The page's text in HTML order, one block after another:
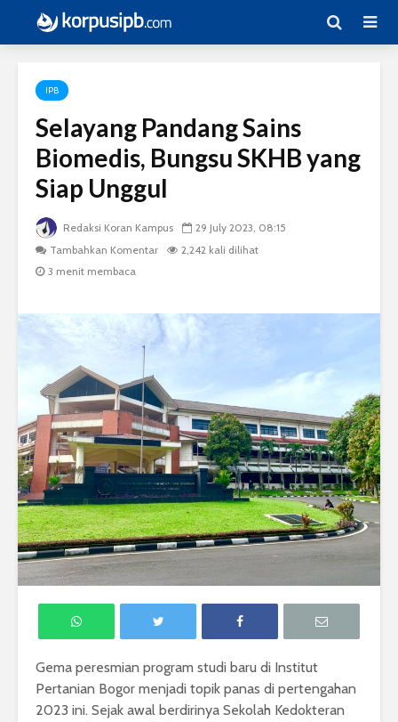
IPB
Selayang Pandang Sains
Biomedis, Bungsu SKHB yang
Siap Unggul
Redaksi Koran Kampus
29 July 2023, 08:15
Tambahkan Komentar
2,242 kali dilihat
3 menit membaca
Gema peresmian program studi baru di Institut
Pertanian Bogor menjadi topik panas di pertengahan
2023 ini. Sejak awal berdirinya Sekolah Kedokteran